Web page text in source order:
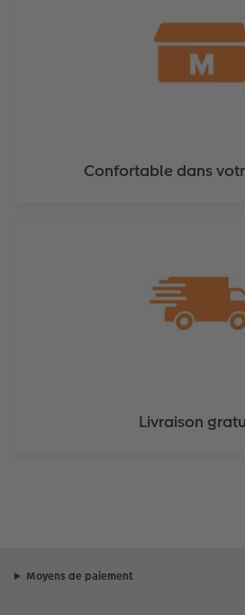
Confortable dans
Livraison
Moyens de paiement